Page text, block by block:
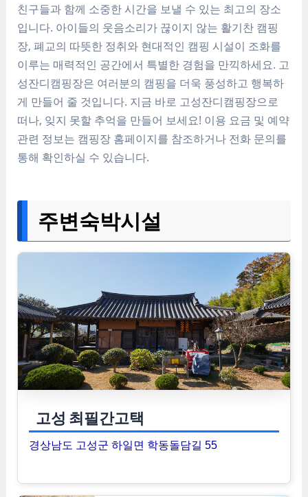
친구들과 함께 소중한 시간을 보낼 수 있는 최고의 장소
입니다. 아이들의 웃음소리가 끊이지 않는 활기찬 캠핑
장, 폐교의 따뜻한 정취와 현대적인 캠핑 시설이 조화를
이루는 매력적인 공간에서 특별한 경험을 만끽하세요. 고
성잔디캠핑장은 여러분의 캠핑을 더욱 풍성하고 행복하
게 만들어 줄 것입니다. 지금 바로 고성잔디캠핑장으로
떠나, 잊지 못할 추억을 만들어 보세요! 이용 요금 및 예약
관련 정보는 캠핑장 홈페이지를 참조하거나 전화 문의를
통해 확인하실 수 있습니다.
주변숙박시설
고성 최필간고택
경상남도 고성군 하일면 학동돌담길 55